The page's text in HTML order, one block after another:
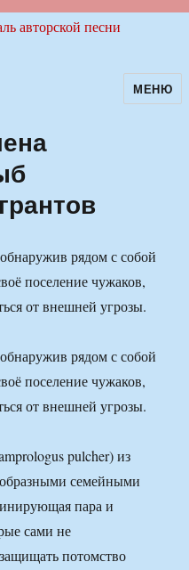
авторскойМЕНЮ
рядом с собой
поселение чужаков,
от внешней угрозы.
рядом с собой
поселение чужаков,
от внешней угрозы.
pulcher) из
семейными
пара и
сами не
потомство